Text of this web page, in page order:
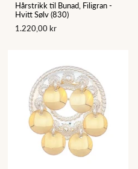
Hårstrikk til Bunad, Filigran -
Hvitt Sølv (830)
1.220,00 kr